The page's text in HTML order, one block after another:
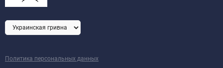
Политика персональных данных